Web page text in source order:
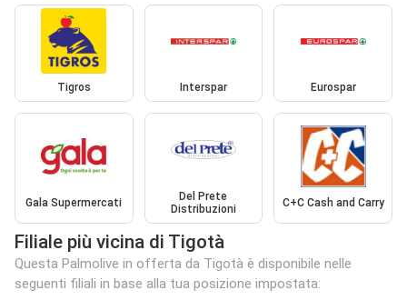
Tigros Interspar Eurospar
Gala Supermercati
Del Prete
Distribuzioni
C+C Cash and Carry
Filiale più vicina di Tigotà
Questa Palmolive in offerta da Tigotà è disponibile nelle
seguenti filiali in base alla tua posizione impostata: